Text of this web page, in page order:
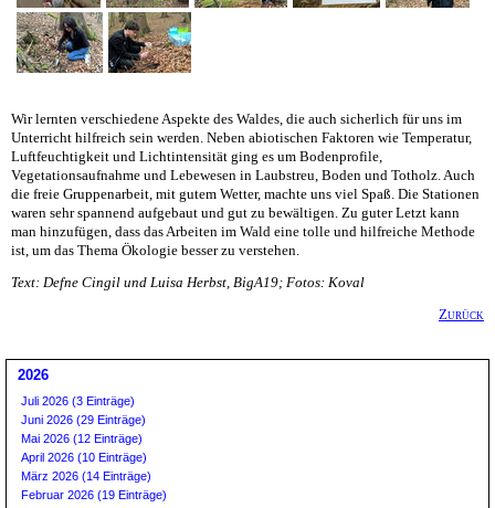
Wir lernten verschiedene Aspekte des Waldes, die auch sicherlich für uns im
Unterricht hilfreich sein werden. Neben abiotischen Faktoren wie Temperatur,
Luftfeuchtigkeit und Lichtintensität ging es um Bodenprofile,
Vegetationsaufnahme und Lebewesen in Laubstreu, Boden und Totholz. Auch
die freie Gruppenarbeit, mit gutem Wetter, machte uns viel Spaß. Die Stationen
waren sehr spannend aufgebaut und gut zu bewältigen. Zu guter Letzt kann
man hinzufügen, dass das Arbeiten im Wald eine tolle und hilfreiche Methode
ist, um das Thema Ökologie besser zu verstehen.
Text: Defne Cingil und Luisa Herbst, BigA19; Fotos: Koval
Zurück
2026
Juli 2026 (3 Einträge)
Juni 2026 (29 Einträge)
Mai 2026 (12 Einträge)
April 2026 (10 Einträge)
März 2026 (14 Einträge)
Februar 2026 (19 Einträge)